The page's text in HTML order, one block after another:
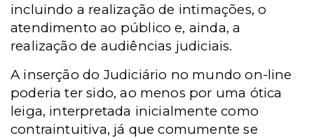
incluindo a realização de intimações, o
atendimento ao público e, ainda, a
realização de audiências judiciais.
A inserção do Judiciário no mundo on-line
poderia ter sido, ao menos por uma ótica
leiga, interpretada inicialmente como
contraintuitiva, já que comumente se